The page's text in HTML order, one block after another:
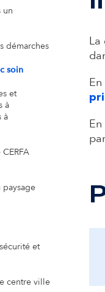
un
démarches
soin
et
à
à
et
centre ville
La